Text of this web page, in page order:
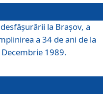
la Braşov, a
a 34 de ani de la
1989.